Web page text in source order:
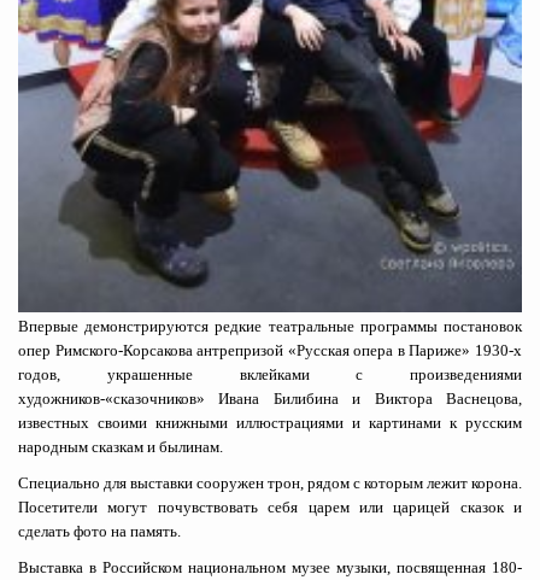
Впервые демонстрируются редкие театральные программы постановок
опер Римского-Корсакова антрепризой «Русская опера в Париже» 1930-х
годов, украшенные вклейками с произведениями
художников-«сказочников» Ивана Билибина и Виктора Васнецова,
известных своими книжными иллюстрациями и картинами к русским
народным сказкам и былинам.
Специально для выставки сооружен трон, рядом с которым лежит корона.
Посетители могут почувствовать себя царем или царицей сказок и
сделать фото на память.
Выставка в Российском национальном музее музыки, посвященная 180-